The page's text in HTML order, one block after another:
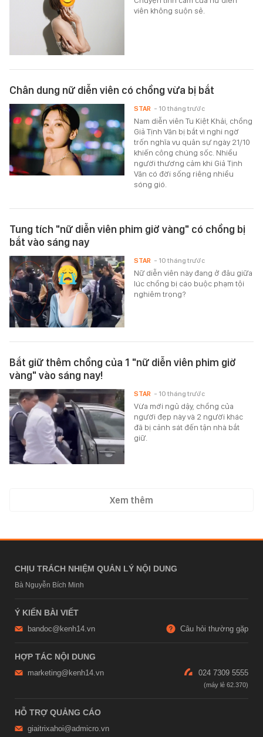
viên không suộn sẻ.
Chân dung nữ diễn viên có chồng vừa bị bắt
Nam diễn viên Tu Kiệt Khải, chồng
Giả Tịnh Văn bị bắt vì nghi ngờ
trốn nghĩa vụ quân sự ngày 21/10
khiến công chúng sốc. Nhiều
người thương cảm khi Giả Tịnh
Văn có đời sống riêng nhiều
sóng gió.
STAR - 10 tháng trước
Tung tích "nữ diễn viên phim giờ vàng" có chồng bị
bắt vào sáng nay
Nữ diễn viên này đang ở đâu giữa
lúc chồng bị cáo buộc phạm tội
nghiêm trọng?
STAR - 10 tháng trước
Bắt giữ thêm chồng của 1 "nữ diễn viên phim giờ
vàng" vào sáng nay!
Vừa mới ngủ dậy, chồng của
người đẹp này và 2 người khác
đã bị cảnh sát đến tận nhà bắt
giữ.
STAR - 10 tháng trước
Xem thêm
CHỊU TRÁCH NHIỆM QUẢN LÝ NỘI DUNG
Bà Nguyễn Bích Minh
Ý KIẾN BÀI VIẾT
bandoc@kenh14.vn Câu hỏi thường gặp
HỢP TÁC NỘI DUNG
marketing@kenh14.vn 024 7309 5555
HỖ TRỢ QUẢNG CÁO
giaitrixahoi@admicro.vn